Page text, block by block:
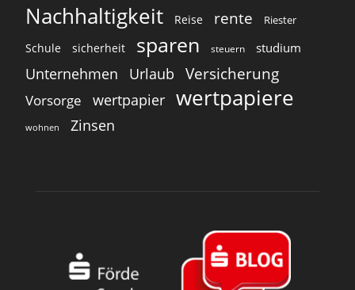
Nachhaltigkeit Reise rente Riester
Schule sicherheit sparen steuern studium
Unternehmen Urlaub Versicherung
Vorsorge wertpapier wertpapiere
wohnen Zinsen